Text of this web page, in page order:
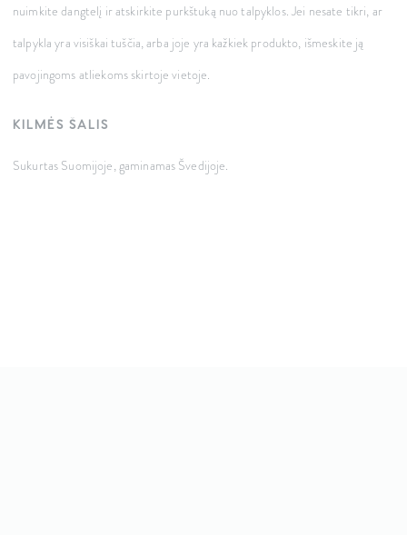
nuimkite dangtelį ir atskirkite purkštuką nuo talpyklos. Jei nesate tikri, ar
talpykla yra visiškai tuščia, arba joje yra kažkiek produkto, išmeskite ją
pavojingoms atliekoms skirtoje vietoje.
KILMĖS ŠALIS
Sukurtas Suomijoje, gaminamas Švedijoje.